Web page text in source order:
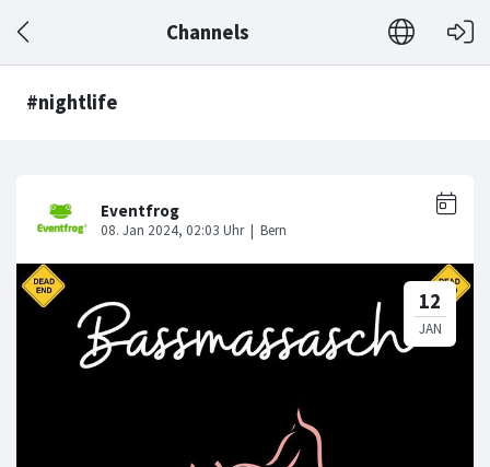
Channels
#nightlife